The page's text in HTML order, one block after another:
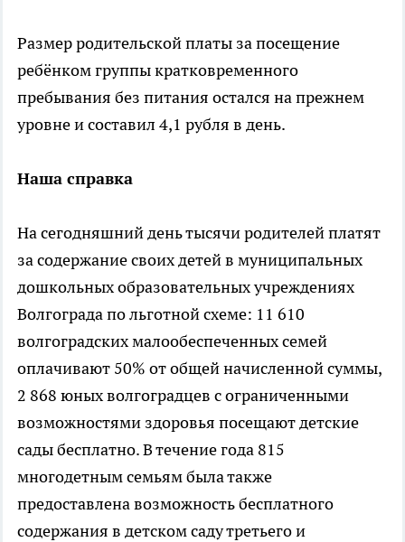
Размер родительской платы за посещение
ребёнком группы кратковременного
пребывания без питания остался на прежнем
уровне и составил 4,1 рубля в день.
Наша справка
На сегодняшний день тысячи родителей платят
за содержание своих детей в муниципальных
дошкольных образовательных учреждениях
Волгограда по льготной схеме: 11 610
волгоградских малообеспеченных семей
оплачивают 50% от общей начисленной суммы,
2 868 юных волгоградцев с ограниченными
возможностями здоровья посещают детские
сады бесплатно. В течение года 815
многодетным семьям была также
предоставлена возможность бесплатного
содержания в детском саду третьего и